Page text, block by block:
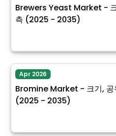
Brewers Yeast Market - 크
측 (2025 - 2035)
Apr 2026
Bromine Market - 크기, 공
(2025 - 2035)